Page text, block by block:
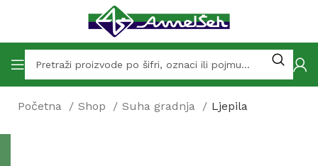
Početna Shop Suha gradnja Ljepila